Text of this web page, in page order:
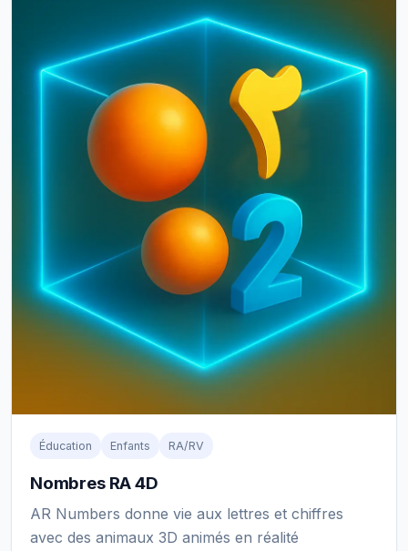
Éducation Enfants RA/RV
Nombres RA 4D
AR Numbers donne vie aux lettres et chiffres
avec des animaux 3D animés en réalité